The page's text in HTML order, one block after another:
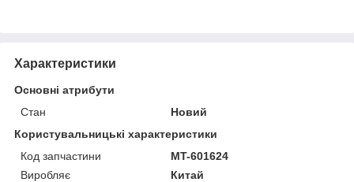
Характеристики
Основні атрибути
Стан
Новий
Користувальницькі характеристики
Код запчастини
MT-601624
Виробляє
Китай